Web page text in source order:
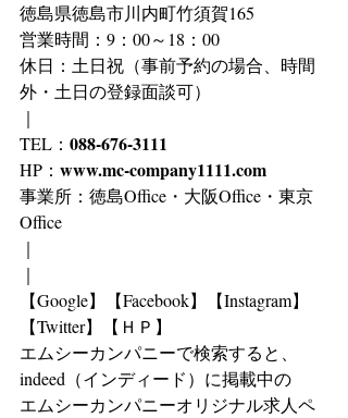
徳島県徳島市川内町竹須賀165
営業時間：9：00～18：00
休日：土日祝（事前予約の場合、時間
外・土日の登録面談可）
｜
TEL： 088-676-3111
HP： www.mc-company1111.com
事業所：徳島Office・大阪Office・東京
Office
｜
｜
【Google】【Facebook】【Instagram】
【Twitter】【ＨＰ】
エムシーカンパニーで検索すると、
indeed（インディード）に掲載中の
エムシーカンパニーオリジナル求人ペ